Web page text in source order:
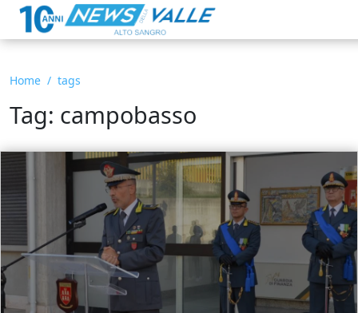
Home tags
Tag: campobasso